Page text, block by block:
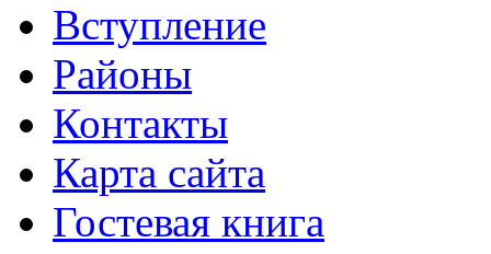
Вступление
Районы
Контакты
Карта сайта
Гостевая книга